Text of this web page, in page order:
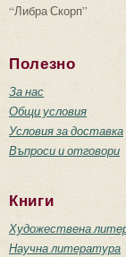
“Либра Скорп”
Полезно
За нас
Общи условия
Условия за доставка
Въпроси и отговори
Книги
Художествена
Научна литература